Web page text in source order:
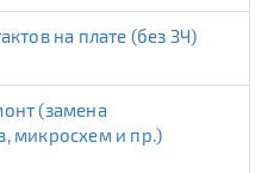
на плате (без ЗЧ)
микросхем и пр.)